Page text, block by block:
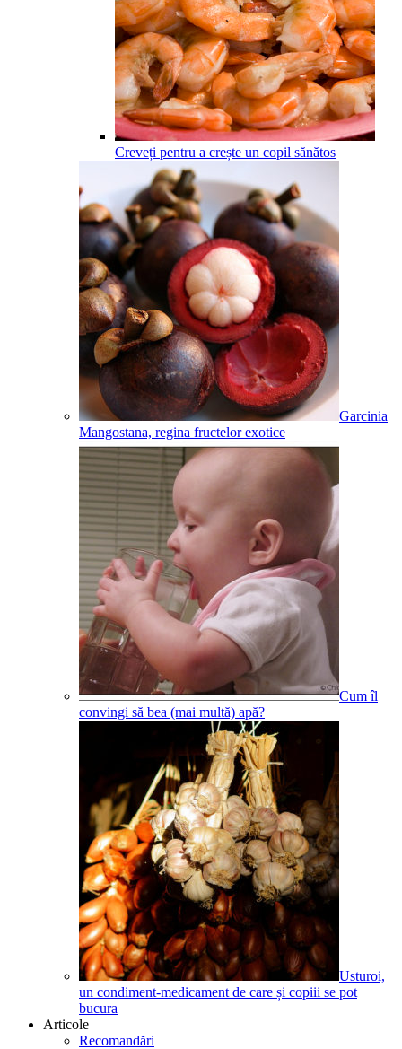
Creveți pentru a crește un copil sănătos
Garcinia
Mangostana, regina fructelor exotice
Cum îl
convingi să bea (mai multă) apă?
Usturoi,
un condiment-medicament de care și copiii se pot
bucura
Articole
Recomandări